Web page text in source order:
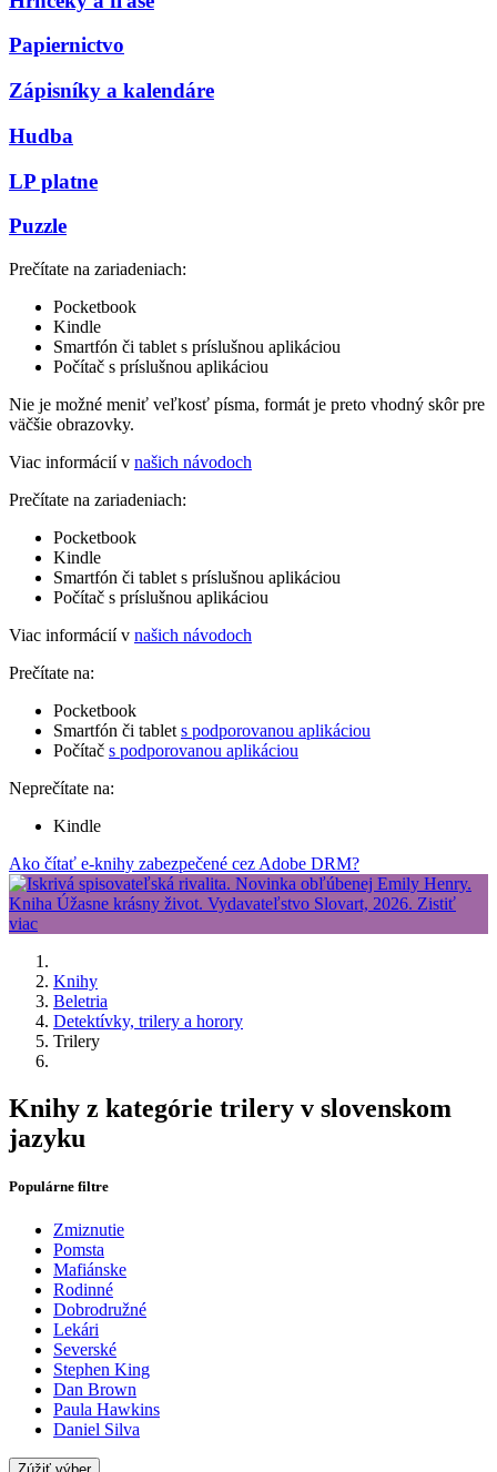
Papiernictvo
Zápisníky a kalendáre
Hudba
LP platne
Puzzle
Prečítate na zariadeniach:
Pocketbook
Kindle
Smartfón či tablet s príslušnou aplikáciou
Počítač s príslušnou aplikáciou
Nie je možné meniť veľkosť písma, formát je preto vhodný skôr pre
väčšie obrazovky.
Viac informácií v našich návodoch
Prečítate na zariadeniach:
Pocketbook
Kindle
Smartfón či tablet s príslušnou aplikáciou
Počítač s príslušnou aplikáciou
Viac informácií v našich návodoch
Prečítate na:
Pocketbook
Smartfón či tablet s podporovanou aplikáciou
Počítač s podporovanou aplikáciou
Neprečítate na:
Kindle
Ako čítať e-knihy zabezpečené cez Adobe DRM?
Knihy
Beletria
Detektívky, trilery a horory
Trilery
Knihy z kategórie trilery v slovenskom
jazyku
Populárne filtre
Zmiznutie
Pomsta
Mafiánske
Rodinné
Dobrodružné
Lekári
Severské
Stephen King
Dan Brown
Paula Hawkins
Daniel Silva